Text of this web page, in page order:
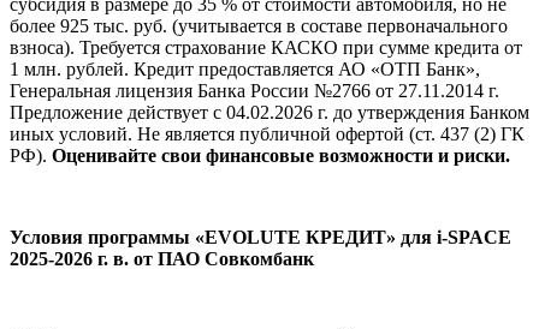
субсидия в размере до 35 % от стоимости автомобиля, но не
более 925 тыс. руб. (учитывается в составе первоначального
взноса). Требуется страхование КАСКО при сумме кредита от
1 млн. рублей. Кредит предоставляется АО «ОТП Банк»,
Генеральная лицензия Банка России №2766 от 27.11.2014 г.
Предложение действует с 04.02.2026 г. до утверждения Банком
иных условий. Не является публичной офертой (ст. 437 (2) ГК
РФ). Оценивайте свои финансовые возможности и риски.
Условия программы «EVOLUTE КРЕДИТ» для i‑SPACE
2025-2026 г. в. от ПАО Совкомбанк